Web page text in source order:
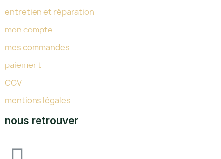
entretien et réparation
mon compte
mes commandes
paiement
CGV
mentions légales
nous retrouver